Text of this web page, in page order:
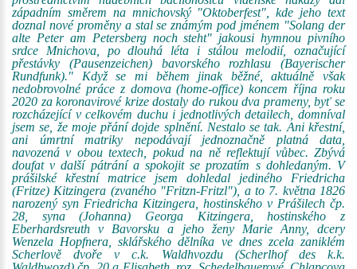
západním směrem na mnichovský "Oktoberfest", kde jeho text
doznal nové proměny a stal se známým pod jménem "Solang der
alte Peter am Petersberg noch steht" jakousi hymnou pivního
srdce Mnichova, po dlouhá léta i stálou melodií, označující
přestávky (Pausenzeichen) bavorského rozhlasu (Bayerischer
Rundfunk)." Když se mi během jinak běžné, aktuálně však
nedobrovolné práce z domova (home-office) koncem října roku
2020 za koronavirové krize dostaly do rukou dva prameny, byť se
rozcházející v celkovém duchu i jednotlivých detailech, domníval
jsem se, že moje přání dojde splnění. Nestalo se tak. Ani křestní,
ani úmrtní matriky nepodávají jednoznačně platná data,
navozená v obou textech, pokud na ně reflektují vůbec. Zbývá
doufat v další pátrání a spokojit se prozatím s dohledaným. V
prášilské křestní matrice jsem dohledal jediného Friedricha
(Fritze) Kitzingera (zvaného "Fritzn-Fritzl"), a to 7. května 1826
narozený syn Friedricha Kitzingera, hostinského v Prášilech čp.
28, syna (Johanna) Georga Kitzingera, hostinského z
Eberhardsreuth v Bavorsku a jeho ženy Marie Anny, dcery
Wenzela Hopfnera, sklářského dělníka ve dnes zcela zaniklém
Scherlově dvoře v c.k. Waldhvozdu (Scherlhof des k.k.